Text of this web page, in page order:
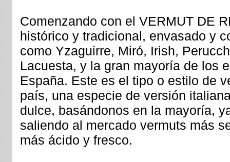
Comenzando con el VERMUT DE
histórico y tradicional, envasado y
como Yzaguirre, Miró, Irish,
Lacuesta, y la gran mayoría de los
España. Este es el tipo o estilo de
país, una especie de versión
dulce, basándonos en la mayoría,
saliendo al mercado vermuts más
más ácido y fresco.